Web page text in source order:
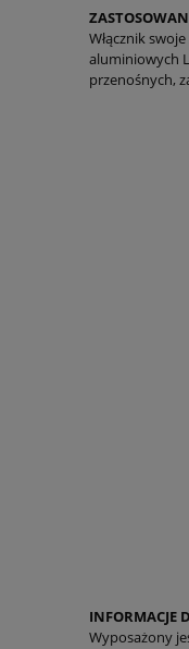
Włącznik
aluminiowych
przenośnych,
INFORMACJE
Wyposażony